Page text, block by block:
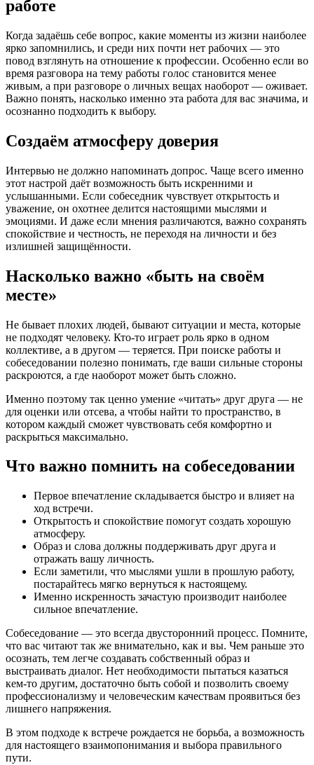
работе
Когда задаёшь себе вопрос, какие моменты из жизни наиболее
ярко запомнились, и среди них почти нет рабочих — это
повод взглянуть на отношение к профессии. Особенно если во
время разговора на тему работы голос становится менее
живым, а при разговоре о личных вещах наоборот — оживает.
Важно понять, насколько именно эта работа для вас значима, и
осознанно подходить к выбору.
Создаём атмосферу доверия
Интервью не должно напоминать допрос. Чаще всего именно
этот настрой даёт возможность быть искренними и
услышанными. Если собеседник чувствует открытость и
уважение, он охотнее делится настоящими мыслями и
эмоциями. И даже если мнения различаются, важно сохранять
спокойствие и честность, не переходя на личности и без
излишней защищённости.
Насколько важно «быть на своём
месте»
Не бывает плохих людей, бывают ситуации и места, которые
не подходят человеку. Кто-то играет роль ярко в одном
коллективе, а в другом — теряется. При поиске работы и
собеседовании полезно понимать, где ваши сильные стороны
раскроются, а где наоборот может быть сложно.
Именно поэтому так ценно умение «читать» друг друга — не
для оценки или отсева, а чтобы найти то пространство, в
котором каждый сможет чувствовать себя комфортно и
раскрыться максимально.
Что важно помнить на собеседовании
Первое впечатление складывается быстро и влияет на
ход встречи.
Открытость и спокойствие помогут создать хорошую
атмосферу.
Образ и слова должны поддерживать друг друга и
отражать вашу личность.
Если заметили, что мыслями ушли в прошлую работу,
постарайтесь мягко вернуться к настоящему.
Именно искренность зачастую производит наиболее
сильное впечатление.
Собеседование — это всегда двусторонний процесс. Помните,
что вас читают так же внимательно, как и вы. Чем раньше это
осознать, тем легче создавать собственный образ и
выстраивать диалог. Нет необходимости пытаться казаться
кем‑то другим, достаточно быть собой и позволить своему
профессионализму и человеческим качествам проявиться без
лишнего напряжения.
В этом подходе к встрече рождается не борьба, а возможность
для настоящего взаимопонимания и выбора правильного
пути.